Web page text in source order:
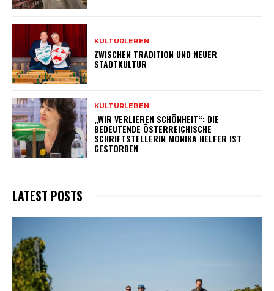
KULTURLEBEN
ZWISCHEN TRADITION UND NEUER
STADTKULTUR
KULTURLEBEN
„WIR VERLIEREN SCHÖNHEIT“: DIE
BEDEUTENDE ÖSTERREICHISCHE
SCHRIFTSTELLERIN MONIKA HELFER IST
GESTORBEN
LATEST POSTS